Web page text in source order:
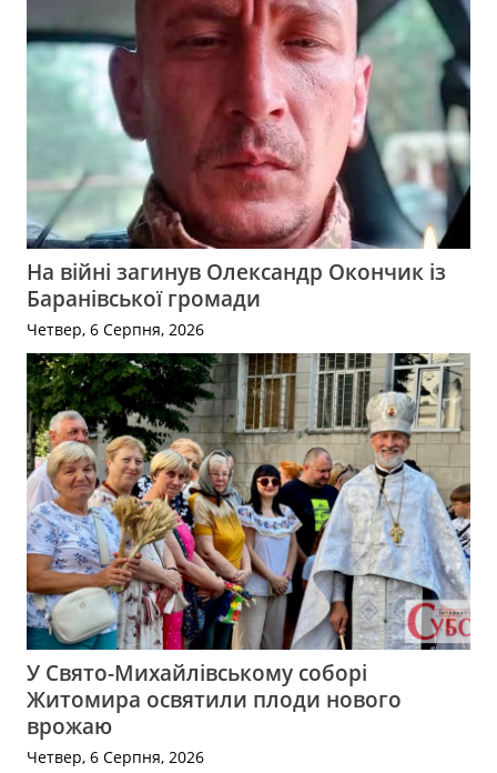
На війні загинув Олександр Окончик із
Баранівської громади
Четвер, 6 Серпня, 2026
У Свято-Михайлівському соборі
Житомира освятили плоди нового
врожаю
Четвер, 6 Серпня, 2026